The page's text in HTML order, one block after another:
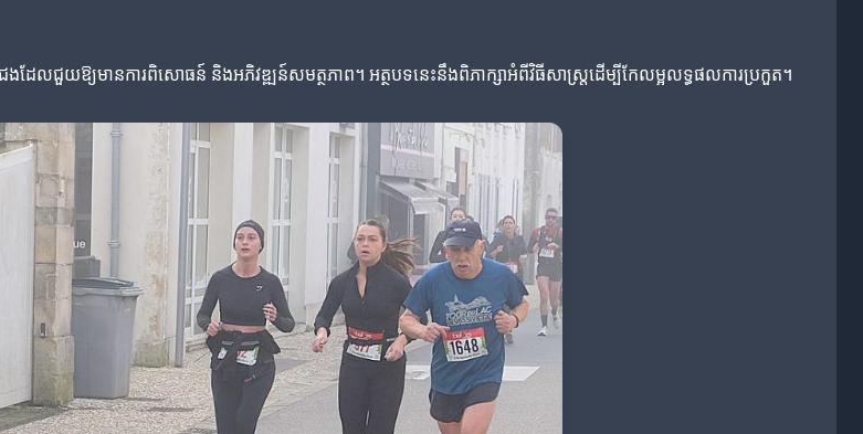
ដែលជួយឱ្យមានការពិសោធន៍ និងអភិវឌ្ឍន៍សមត្ថភាព។ អត្ថបទនេះនឹងពិភាក្សាអំពីវិធីសាស្ត្រដើម្បីកែលម្អលទ្ធផលការប្រកួត។